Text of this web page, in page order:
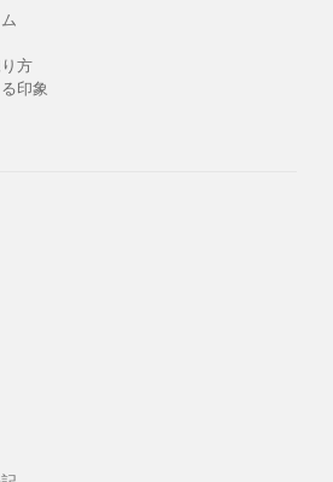
方
印象